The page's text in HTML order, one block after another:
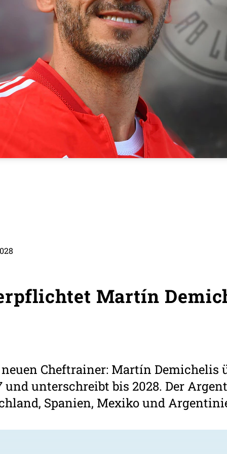
Martín
Cheftrainer: Martín
und unterschreibt bis 2028. Der
Spanien, Mexiko und